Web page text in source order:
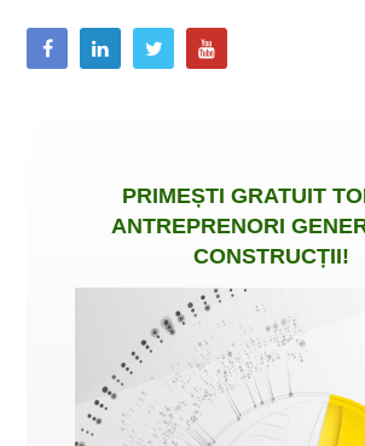
PRIMEȘTI GRATUIT
ANTREPRENORI
CONSTRUCȚII!